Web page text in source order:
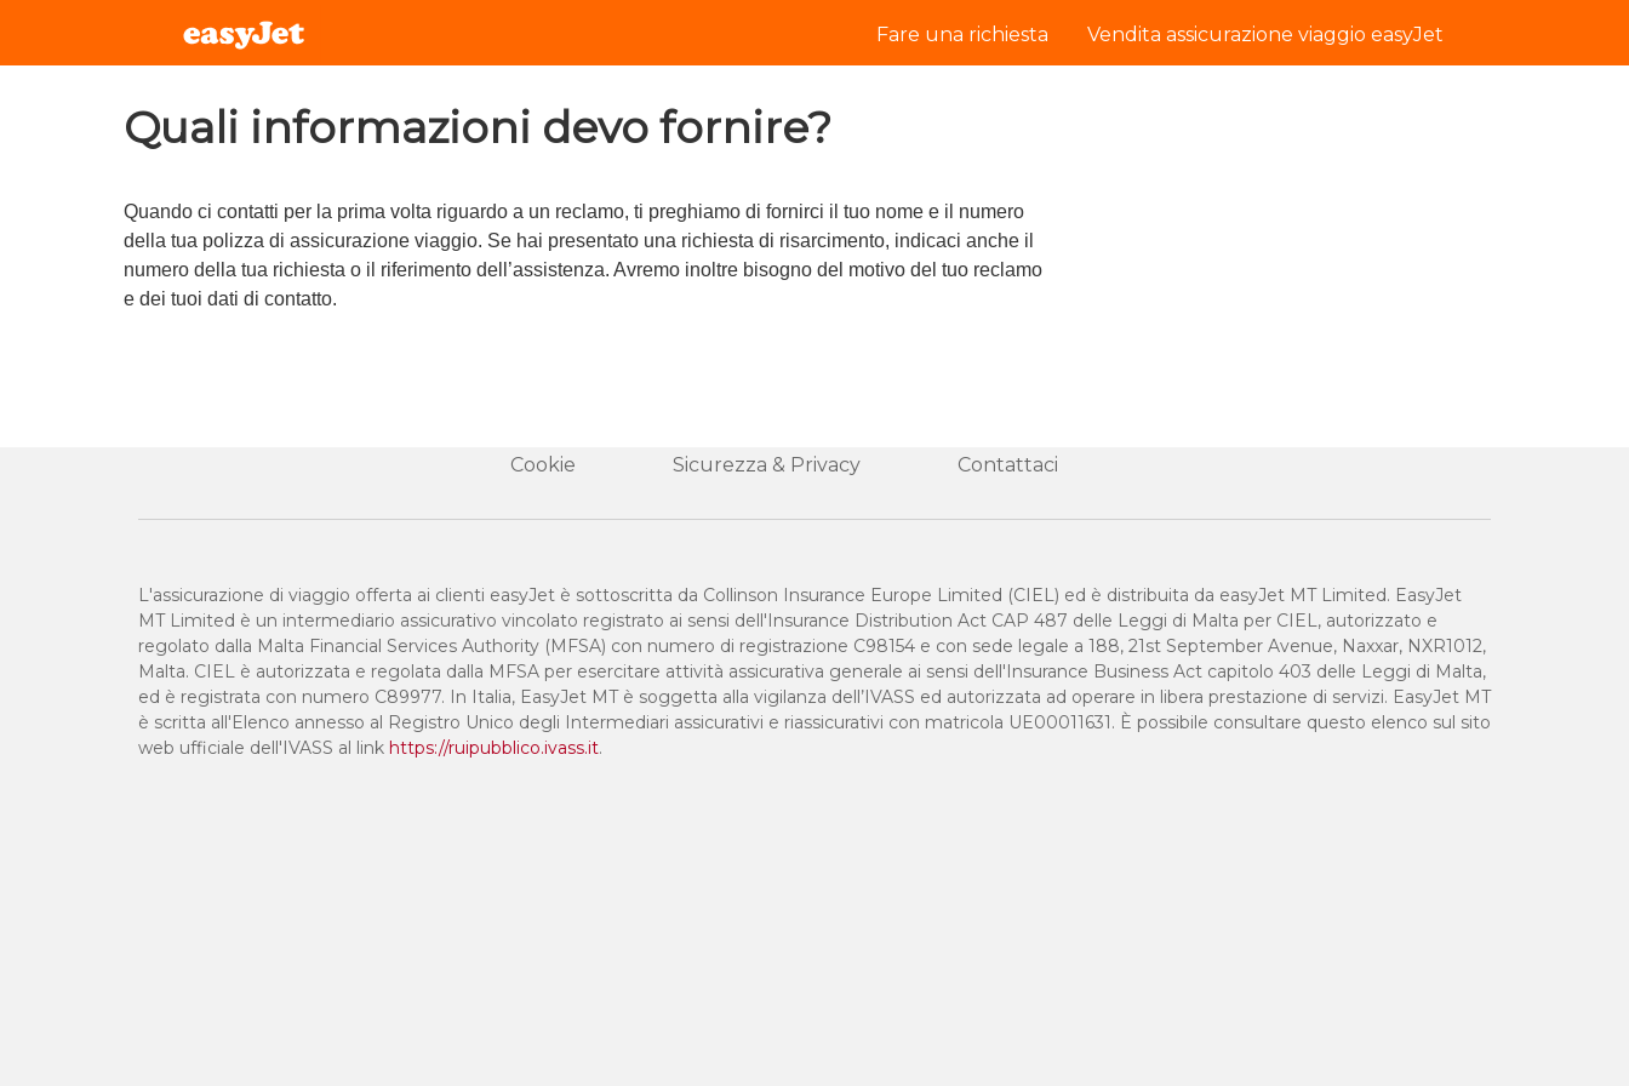
Fare una richiesta Vendita assicurazione viaggio easyJet
Quali informazioni devo fornire?
Quando ci contatti per la prima volta riguardo a un reclamo, ti preghiamo di fornirci il tuo nome e il numero
della tua polizza di assicurazione viaggio. Se hai presentato una richiesta di risarcimento, indicaci anche il
numero della tua richiesta o il riferimento dell’assistenza. Avremo inoltre bisogno del motivo del tuo reclamo
e dei tuoi dati di contatto.
Cookie Sicurezza & Privacy Contattaci
L'assicurazione di viaggio offerta ai clienti easyJet è sottoscritta da Collinson Insurance Europe Limited (CIEL) ed è distribuita da easyJet MT Limited. EasyJet
MT Limited è un intermediario assicurativo vincolato registrato ai sensi dell'Insurance Distribution Act CAP 487 delle Leggi di Malta per CIEL, autorizzato e
regolato dalla Malta Financial Services Authority (MFSA) con numero di registrazione C98154 e con sede legale a 188, 21st September Avenue, Naxxar, NXR1012,
Malta. CIEL è autorizzata e regolata dalla MFSA per esercitare attività assicurativa generale ai sensi dell'Insurance Business Act capitolo 403 delle Leggi di Malta,
ed è registrata con numero C89977. In Italia, EasyJet MT è soggetta alla vigilanza dell’IVASS ed autorizzata ad operare in libera prestazione di servizi. EasyJet MT
è scritta all'Elenco annesso al Registro Unico degli Intermediari assicurativi e riassicurativi con matricola UE00011631. È possibile consultare questo elenco sul sito
web ufficiale dell'IVASS al link https://ruipubblico.ivass.it.